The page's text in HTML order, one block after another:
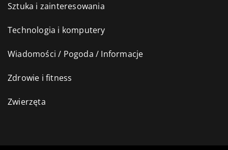
Sztuka i zainteresowania
Technologia i komputery
Wiadomości / Pogoda / Informacje
Zdrowie i fitness
Zwierzęta